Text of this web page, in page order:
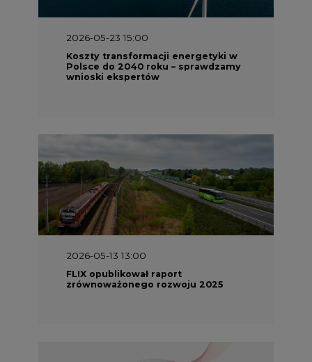
2026-05-23 15:00
Koszty transformacji energetyki w
Polsce do 2040 roku – sprawdzamy
wnioski ekspertów
2026-05-13 13:00
FLIX opublikował raport
zrównoważonego rozwoju 2025